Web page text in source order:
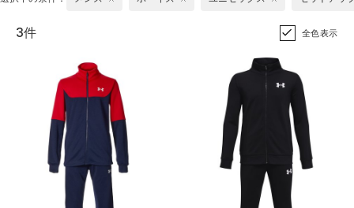
3件 全色表示